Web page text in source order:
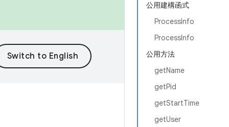
公用建構函式
ProcessInfo
ProcessInfo
公用方法
getName
getPid
getStartTime
getUser